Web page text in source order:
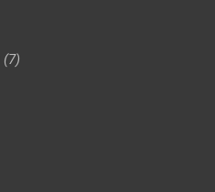
(7)